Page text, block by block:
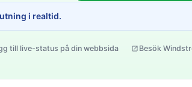
i realtid.
till live-status på din webbsida Besök